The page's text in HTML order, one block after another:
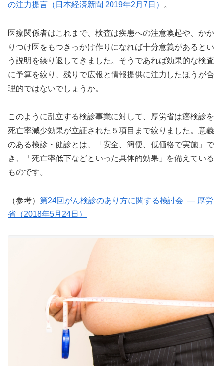
の注力提言（日本経済新聞 2019年2月7日）
。
医療関係者はこれまで、検査は疾患への注意喚起や、かか
りつけ医をもつきっかけ作りになれば十分意義があるとい
う説明を繰り返してきました。そうであれば効果的な検査
に予算を絞り、残りで広報と情報提供に注力したほうが合
理的ではないでしょうか。
このように乱立する検診事業に対して、厚労省は癌検診を
死亡率減少効果が立証された５項目まで絞りました。意義
のある検診・健診とは、「安全、簡便、低価格で実施」で
き、「死亡率低下などといった具体的効果」を備えている
ものです。
（参考） 第24回がん検診のあり方に関する検討会 ― 厚労
省（2018年5月24日）